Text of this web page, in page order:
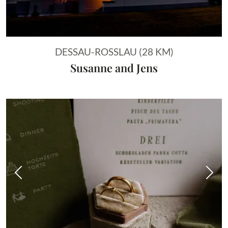
DESSAU-ROSSLAU (28 KM)
Susanne and Jens
Vorheriges Bild